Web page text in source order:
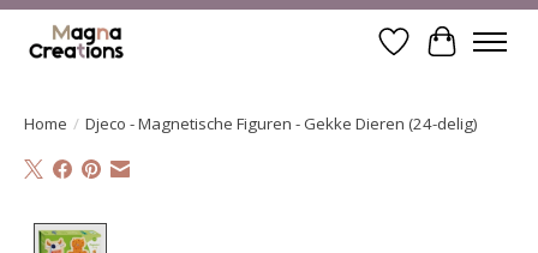
Verlanglijst
Home / Djeco - Magnetische Figuren - Gekke Dieren (24-delig)